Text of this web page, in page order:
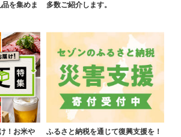
を集めま
多数ご紹介します。
！お米や
ふるさと納税を通じて復興支援を！